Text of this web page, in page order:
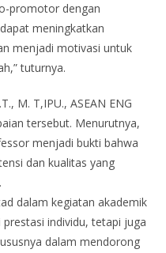
promotor dengan
meningkatkan
menjadi motivasi untuk
tuturnya.
M. T,IPU., ASEAN ENG
tersebut. Menurutnya,
menjadi bukti bahwa
dan kualitas yang
dalam kegiatan akademik
individu, tetapi juga
dalam mendorong